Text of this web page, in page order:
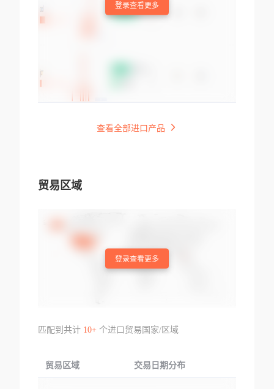
登录查看更多
查看全部进口产品
贸易区域
登录查看更多
匹配到共计 10+个进口贸易国家/区域
贸易区域 交易日期分布